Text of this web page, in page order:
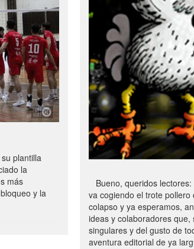
plantilla
la
más
y la
Bueno, queridos
va cogiendo el trote
colapso y ya esperamos,
ideas y colaboradores
singulares y del gusto de
aventura editorial de ya